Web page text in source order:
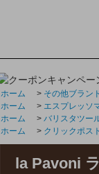
ホーム > その他ブラン
ホーム
> エスプレッソ
ホーム
> バリスタツー
ホーム
> クリックポス
la Pavoni